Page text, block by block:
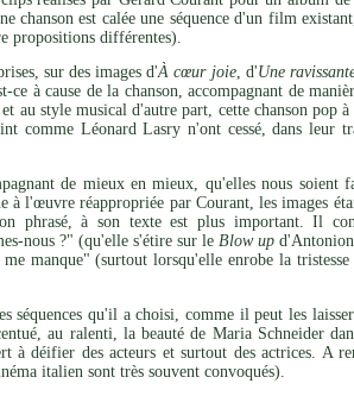
est calée une séquence d'un film
propositions différentes).
sur des images d'À cœur joie, d'Une
ce à cause de la chanson, accompagnant de
au style musical d'autre part, cette chanson pop
comme Léonard Lasry n'ont cessé, dans leur
de mieux en mieux, qu'elles nous soient
l'œuvre réappropriée par Courant, les images
phrasé, à son texte est plus important. Il
nous ?" (qu'elle s'étire sur le Blow up
manque" (surtout lorsqu'elle enrobe la tristesse
séquences qu'il a choisi, comme il peut les
au ralenti, la beauté de Maria Schneider
à déifier des acteurs et surtout des actrices. A
italien sont très souvent convoqués).